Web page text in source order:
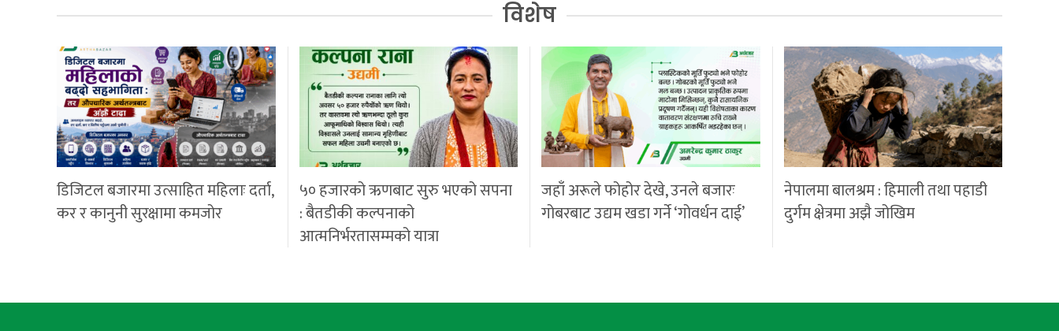
विशेष
डिजिटल बजारमा उत्साहित महिलाः दर्ता,
कर र कानुनी सुरक्षामा कमजोर
५० हजारको ऋणबाट सुरु भएको सपना
: बैतडीकी कल्पनाको
आत्मनिर्भरतासम्मको यात्रा
जहाँ अरूले फोहोर देखे, उनले बजारः
गोबरबाट उद्यम खडा गर्ने ‘गोवर्धन दाई’
नेपालमा बालश्रम : हिमाली तथा पहाडी
दुर्गम क्षेत्रमा अझै जोखिम